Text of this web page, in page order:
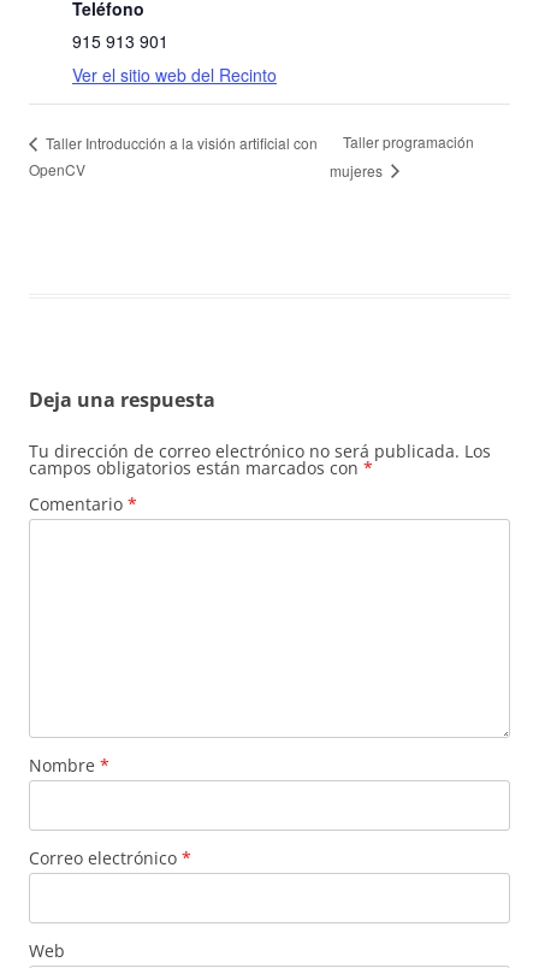
Teléfono
915 913 901
Ver el sitio web del Recinto
Taller Introducción a la visión artificial con
OpenCV
Taller programación
mujeres
Deja una respuesta
Tu dirección de correo electrónico no será publicada. Los
campos obligatorios están marcados con *
Comentario *
Nombre *
Correo electrónico *
Web